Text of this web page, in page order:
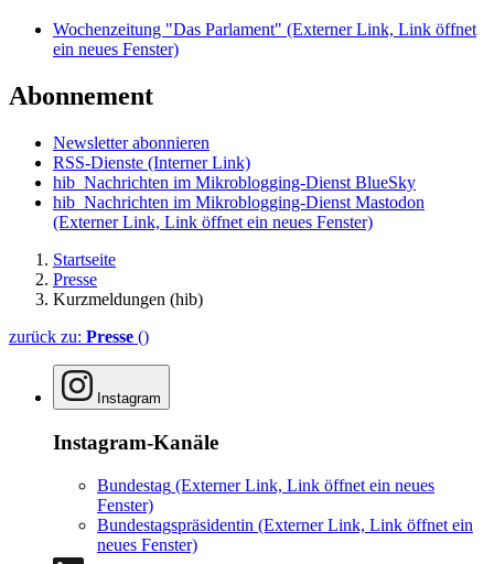
Wochenzeitung "Das Parlament" (Externer Link, Link öffnet
ein neues Fenster)
Abonnement
Newsletter abonnieren
RSS-Dienste (Interner Link)
hib_Nachrichten im Mikroblogging-Dienst BlueSky
hib_Nachrichten im Mikroblogging-Dienst Mastodon
(Externer Link, Link öffnet ein neues Fenster)
Startseite
Presse
Kurzmeldungen (hib)
zurück zu: Presse ()
Instagram
Instagram-Kanäle
Bundestag (Externer Link, Link öffnet ein neues
Fenster)
Bundestagspräsidentin (Externer Link, Link öffnet ein
neues Fenster)